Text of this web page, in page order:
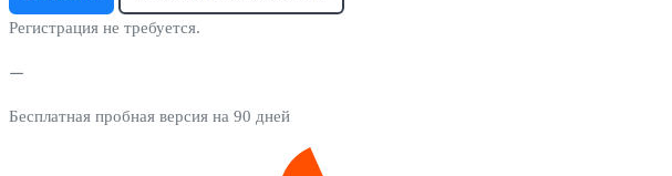
Регистрация не требуется.
Бесплатная пробная версия на 90 дней